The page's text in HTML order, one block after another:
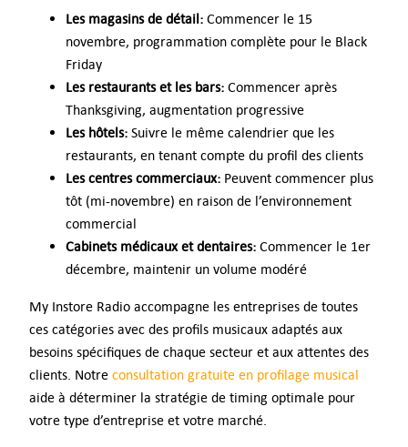
Les magasins de détail: Commencer le 15
novembre, programmation complète pour le Black
Friday
Les restaurants et les bars:Commencer après
Thanksgiving, augmentation progressive
Les hôtels:Suivre le même calendrier que les
restaurants, en tenant compte du profil des clients
Les centres commerciaux:Peuvent commencer plus
tôt (mi-novembre) en raison de l’environnement
commercial
Cabinets médicaux et dentaires:Commencer le 1er
décembre, maintenir un volume modéré
My Instore Radio accompagne les entreprises de toutes
ces catégories avec des profils musicaux adaptés aux
besoins spécifiques de chaque secteur et aux attentes des
clients. Notre consultation gratuite en profilage musical
aide à déterminer la stratégie de timing optimale pour
votre type d’entreprise et votre marché.